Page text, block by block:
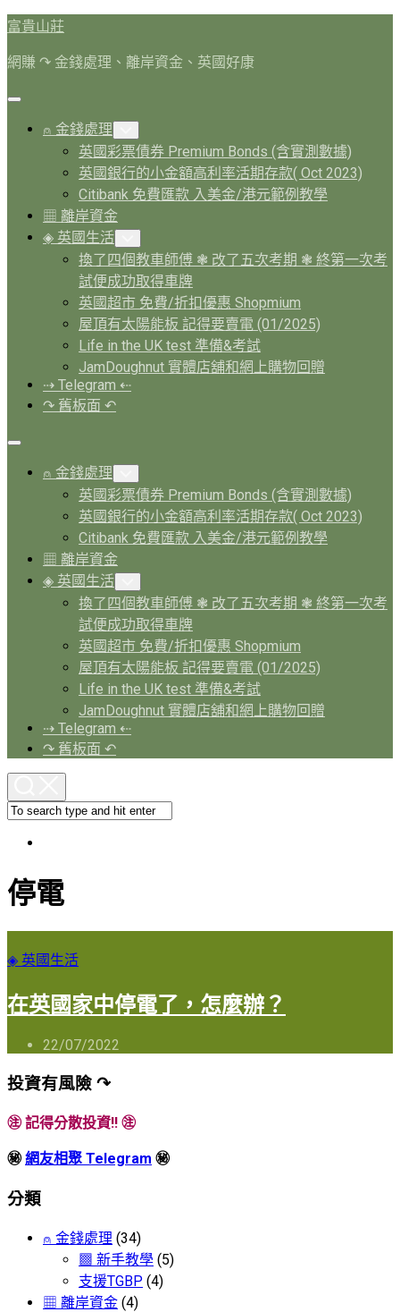
Skip
to
content
富貴山莊
網賺 ↷ 金錢處理、離岸資金、英國好康
Expand
⍝ 金錢處理
Child
Menu
英國彩票債券 Premium Bonds (含實測數據)
英國銀行的小金額高利率活期存款( Oct 2023)
Citibank 免費匯款 入美金/港元範例教學
▦ 離岸資金
◈ 英國生活
Child
Menu
換了四個教車師傅 ❃ 改了五次考期 ❃ 終第一次考
試便成功取得車牌
英國超市 免費/折扣優惠 Shopmium
屋頂有太陽能板 記得要賣電 (01/2025)
Life in the UK test 準備&考試
JamDoughnut 實體店舖和網上購物回贈
⇢ Telegram ⇠
↷ 舊板面 ↶
Expand
⍝ 金錢處理
Child
Menu
英國彩票債券 Premium Bonds (含實測數據)
英國銀行的小金額高利率活期存款( Oct 2023)
Citibank 免費匯款 入美金/港元範例教學
▦ 離岸資金
◈ 英國生活
Child
Menu
換了四個教車師傅 ❃ 改了五次考期 ❃ 終第一次考
試便成功取得車牌
英國超市 免費/折扣優惠 Shopmium
屋頂有太陽能板 記得要賣電 (01/2025)
Life in the UK test 準備&考試
JamDoughnut 實體店舖和網上購物回贈
⇢ Telegram ⇠
↷ 舊板面 ↶
停電
◈ 英國生活
在英國家中停電了，怎麼辦？
22/07/2022
投資有風險 ↷
㊟ 記得分散投資!! ㊟
㊙ 網友相聚 Telegram ㊙
分類
⍝ 金錢處理 (34)
▩ 新手教學 (5)
支援TGBP (4)
▦ 離岸資金 (4)